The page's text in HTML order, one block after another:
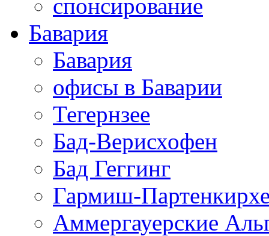
спонсирование
Бавария
Бавария
офисы в Баварии
Тегернзее
Бад-Верисхофен
Бад Геггинг
Гармиш-
Аммергауерские